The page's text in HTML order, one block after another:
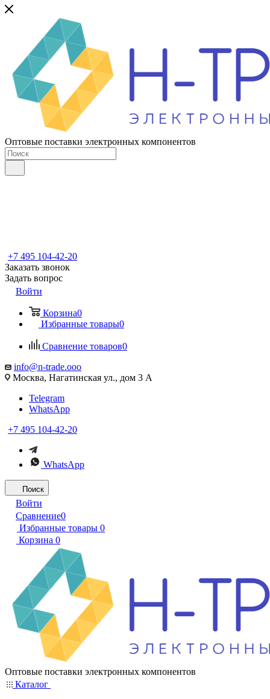
Оптовые поставки электронных компонентов
+7 495 104-42-20
Заказать звонок
Задать вопрос
Войти
Корзина0
Избранные товары0
Сравнение товаров0
info@n-trade.ooo
Москва, Нагатинская ул., дом 3 А
Telegram
WhatsApp
+7 495 104-42-20
WhatsApp
Поиск
Войти
Сравнение0
Избранные товары 0
Корзина 0
Оптовые поставки электронных компонентов
Каталог